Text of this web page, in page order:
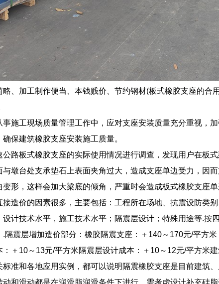
略、加工制作便当、本钱贱价、节约钢材(板式橡胶支座的合
事施工现场质量管理工作中，应对支座安装质量充分重视，
保建筑橡胶支座安装施工质量。
公路板式橡胶支座的实际使用情况进行调查，发现用户在板
与墩台处支承垫石上表面夹角过大，造成支座单边受力，因
形，这样会加大梁底的倾角，严重时会造成板式橡胶支座单
接造价的因素很多，主要包括：工程所在场地、抗震设防类
计技术水平，施工技术水平；隔震层设计；特殊用途等.按
隔震层增加造价部分：橡胶隔震支座：＋140～170元/平方
：＋10～13元/平方米隔震层设计成本：＋10～12元/平方米
准和各地应用实例，都可以说明隔震橡胶支座是目前建筑、